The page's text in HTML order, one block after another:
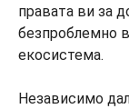
правата ви за
безпроблемно
екосистема.
Независимо